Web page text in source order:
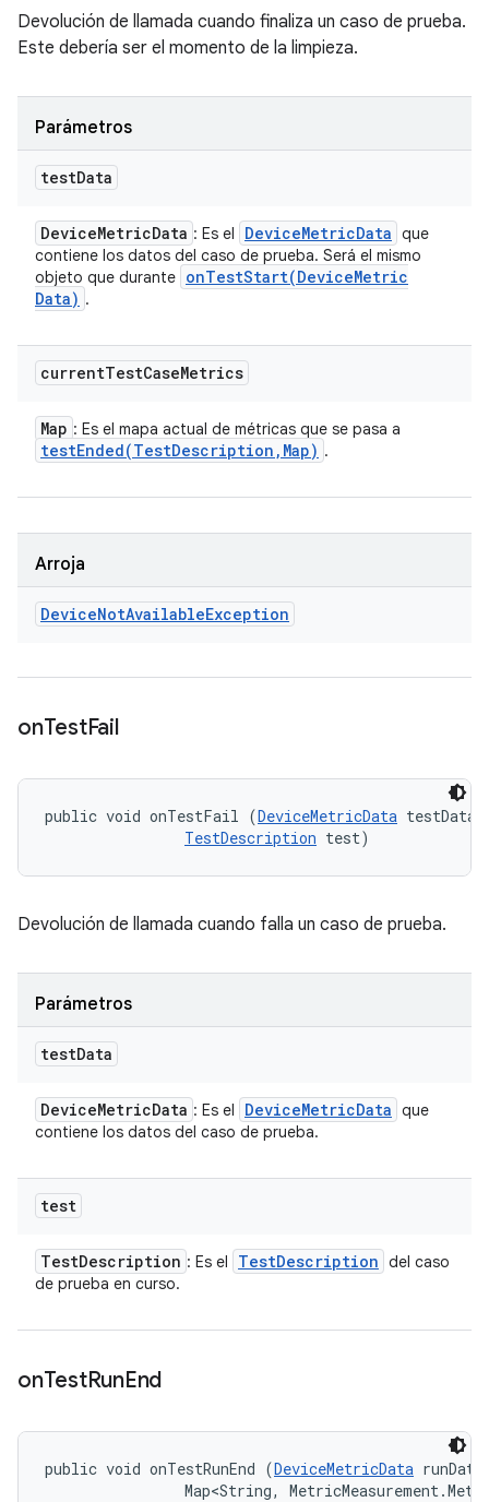
Devolución de llamada cuando finaliza un caso de prueba.
Este debería ser el momento de la limpieza.
Parámetros
testData
DeviceMetricData : Es el DeviceMetricData que
contiene los datos del caso de prueba. Será el mismo
objeto que durante onTestStart(DeviceMetric
Data) .
currentTestCaseMetrics
Map : Es el mapa actual de métricas que se pasa a
testEnded(TestDescription , Map) .
Arroja
DeviceNotAvailableException
onTestFail
public void onTestFail (DeviceMetricData
TestDescription test)
Devolución de llamada cuando falla un caso de prueba.
Parámetros
testData
DeviceMetricData : Es el DeviceMetricData que
contiene los datos del caso de prueba.
test
TestDescription : Es el TestDescription del caso
de prueba en curso.
onTestRunEnd
public void onTestRunEnd (DeviceMetricData
Map<String,